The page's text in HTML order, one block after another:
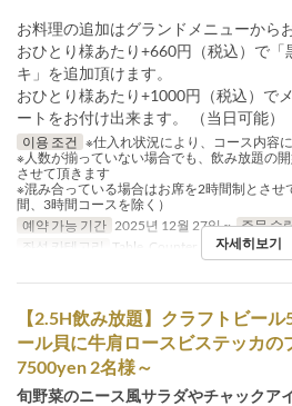
お料理の追加はグランドメニューから
おひとり様あたり+660円（税込）で「
キ」を追加頂けます。
おひとり様あたり+1000円（税込）で
ートをお付け出来ます。 （当日可能）
이용 조건 ※仕入れ状況により、コース内容
※人数が揃っていない場合でも、飲み放題の
させて頂きます
※混み合っている場合はお席を2時間制とさ
間、3時間コースを除く）
예약 가능 기간 2025년 12월 27일 ~ 주문 수
좌석 카테고리
Table, Counter, Terrace자세히보기
【2.5H飲み放題】クラフトビー
ール貝に牛肩ロースビステッカ
7500yen 2名様～
旬野菜のニース風サラダやチャックア